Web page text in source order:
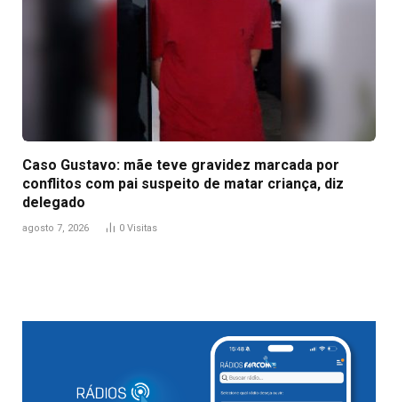
Caso Gustavo: mãe teve gravidez marcada por
conflitos com pai suspeito de matar criança, diz
delegado
agosto 7, 2026 0 Visitas